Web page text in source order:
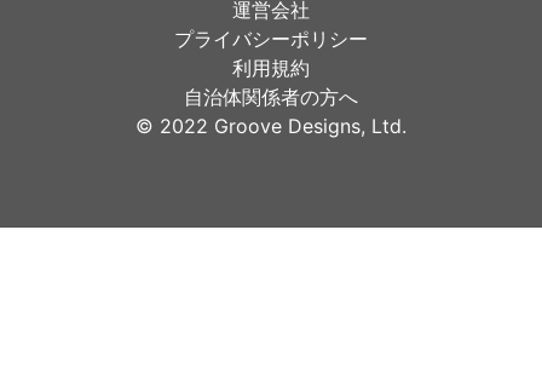
運営会社
プライバシーポリシー
利用規約
自治体関係者の方へ
©︎ 2022 Groove Designs, Ltd.